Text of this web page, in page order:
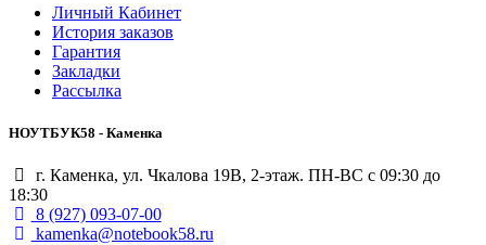
Личный Кабинет
История заказов
Гарантия
Закладки
Рассылка
НОУТБУК58 - Каменка
г. Каменка, ул. Чкалова 19В, 2-этаж. ПН-ВС с 09:30 до
18:30
8 (927) 093-07-00
kamenka@notebook58.ru